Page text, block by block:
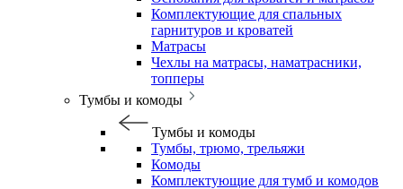
Комплектующие для спальных
гарнитуров и кроватей
Матрасы
Чехлы на матрасы, наматрасники,
топперы
Тумбы и комоды
Тумбы и комоды
Тумбы, трюмо, трельяжи
Комоды
Комплектующие для тумб и комодов